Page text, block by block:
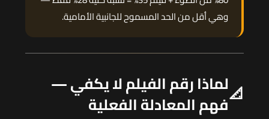
وهي أقل من الحد المسموح للجانبية الأمامية.
📐لماذا رقم الفيلم لا يكفي —
فهم المعادلة الفعلية